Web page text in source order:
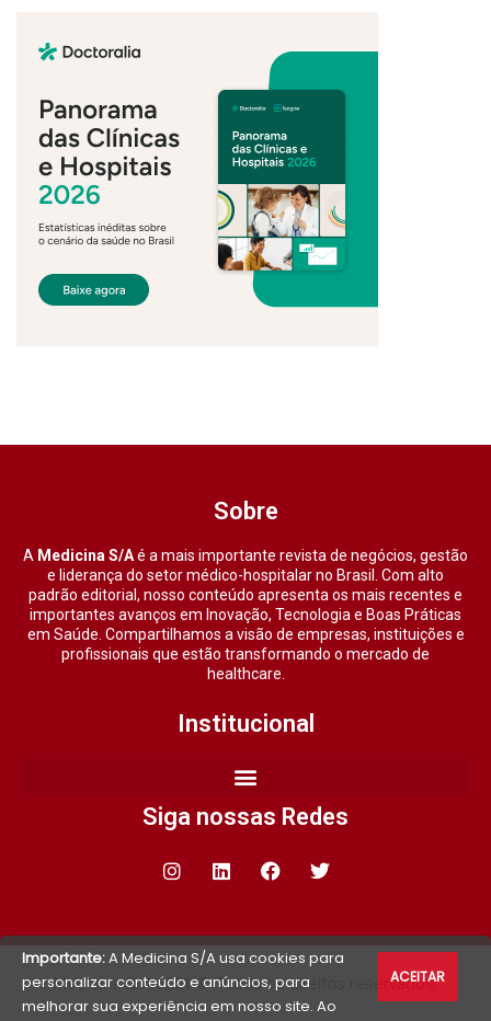
Sobre
A Medicina S/Aé a mais importante revista de negócios, gestão
e liderança do setor médico-hospitalar no Brasil. Com alto
padrão editorial, nosso conteúdo apresenta os mais recentes e
importantes avanços em Inovação, Tecnologia e Boas Práticas
em Saúde. Compartilhamos a visão de empresas, instituições e
profissionais que estão transformando o mercado de
healthcare.
Institucional
Siga nossas Redes
Medicina S/A 2021 © Todos os direitos reservados.
Importante:A Medicina S/A usa cookies para
personalizar conteúdo e anúncios, para
melhorar sua experiência em nosso site. Ao
ACEITAR